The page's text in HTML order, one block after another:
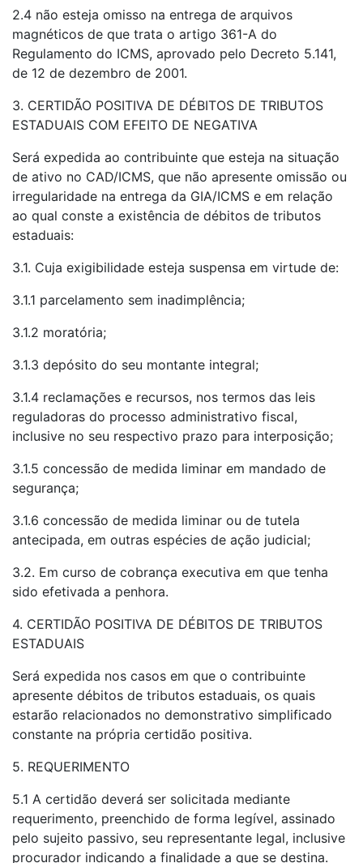
2.4 não esteja omisso na entrega de arquivos
magnéticos de que trata o artigo 361-A do
Regulamento do ICMS, aprovado pelo Decreto 5.141,
de 12 de dezembro de 2001.
3. CERTIDÃO POSITIVA DE DÉBITOS DE TRIBUTOS
ESTADUAIS COM EFEITO DE NEGATIVA
Será expedida ao contribuinte que esteja na situação
de ativo no CAD/ICMS, que não apresente omissão ou
irregularidade na entrega da GIA/ICMS e em relação
ao qual conste a existência de débitos de tributos
estaduais:
3.1. Cuja exigibilidade esteja suspensa em virtude de:
3.1.1 parcelamento sem inadimplência;
3.1.2 moratória;
3.1.3 depósito do seu montante integral;
3.1.4 reclamações e recursos, nos termos das leis
reguladoras do processo administrativo fiscal,
inclusive no seu respectivo prazo para interposição;
3.1.5 concessão de medida liminar em mandado de
segurança;
3.1.6 concessão de medida liminar ou de tutela
antecipada, em outras espécies de ação judicial;
3.2. Em curso de cobrança executiva em que tenha
sido efetivada a penhora.
4. CERTIDÃO POSITIVA DE DÉBITOS DE TRIBUTOS
ESTADUAIS
Será expedida nos casos em que o contribuinte
apresente débitos de tributos estaduais, os quais
estarão relacionados no demonstrativo simplificado
constante na própria certidão positiva.
5. REQUERIMENTO
5.1 A certidão deverá ser solicitada mediante
requerimento, preenchido de forma legível, assinado
pelo sujeito passivo, seu representante legal, inclusive
procurador indicando a finalidade a que se destina.